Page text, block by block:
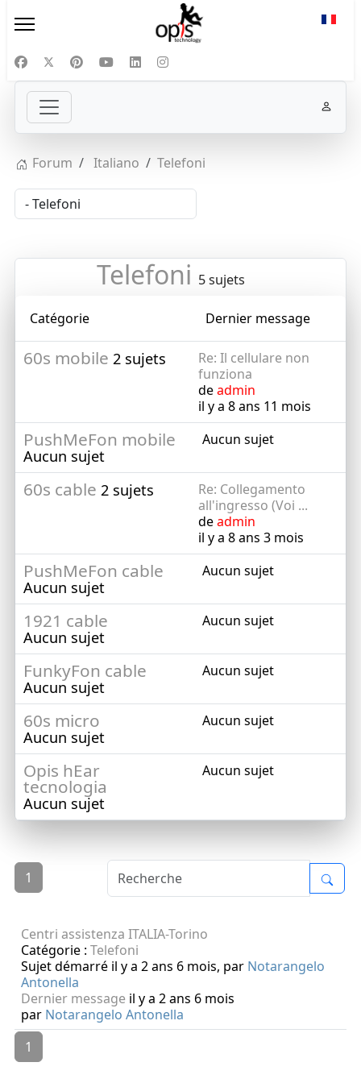
Forum Italiano Telefoni
Telefoni 5 sujets
Catégorie Dernier message
60s mobile 2 sujets
Re: Il cellulare non
funziona
deadmin
il y a 8 ans 11 mois
PushMeFon mobile
Aucun sujet
Aucun sujet
60s cable 2 sujets
Re: Collegamento
all'ingresso (Voi ...
deadmin
il y a 8 ans 3 mois
PushMeFon cable
Aucun sujet
Aucun sujet
1921 cable
Aucun sujet
Aucun sujet
FunkyFon cable
Aucun sujet
Aucun sujet
60s micro
Aucun sujet
Aucun sujet
Opis hEar
tecnologia
Aucun sujet
Aucun sujet
1
Centri assistenza ITALIA-Torino
Catégorie : Telefoni
Sujet démarré il y a 2 ans 6 mois, par Notarangelo
Antonella
Dernier message il y a 2 ans 6 mois
par Notarangelo Antonella
1